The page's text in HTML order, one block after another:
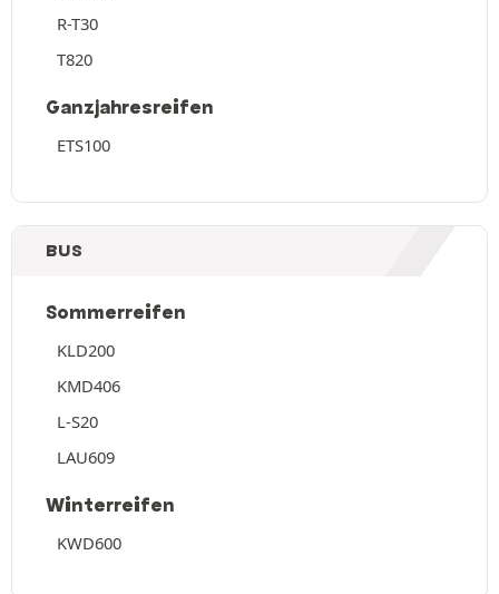
R-T30
T820
Ganzjahresreifen
ETS100
BUS
Sommerreifen
KLD200
KMD406
L-S20
LAU609
Winterreifen
KWD600